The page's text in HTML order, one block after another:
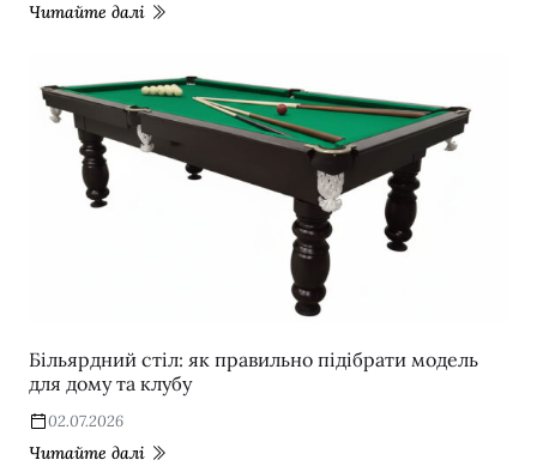
Читайте далі
Більярдний стіл: як правильно підібрати модель
для дому та клубу
02.07.2026
Читайте далі